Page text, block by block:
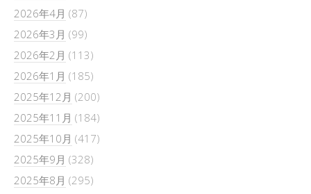
2026年4月 (87)
2026年3月 (99)
2026年2月 (113)
2026年1月 (185)
2025年12月 (200)
2025年11月 (184)
2025年10月 (417)
2025年9月 (328)
2025年8月 (295)